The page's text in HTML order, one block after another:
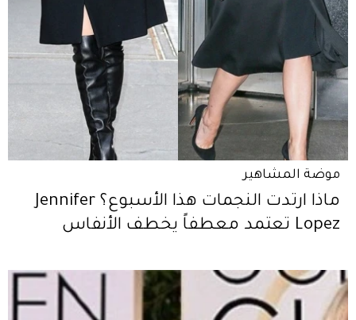
موضة المشاهير
ماذا ارتدت النجمات هذا الأسبوع؟ Jennifer
Lopez تعتمد معطفاً يخطف الأنفاس